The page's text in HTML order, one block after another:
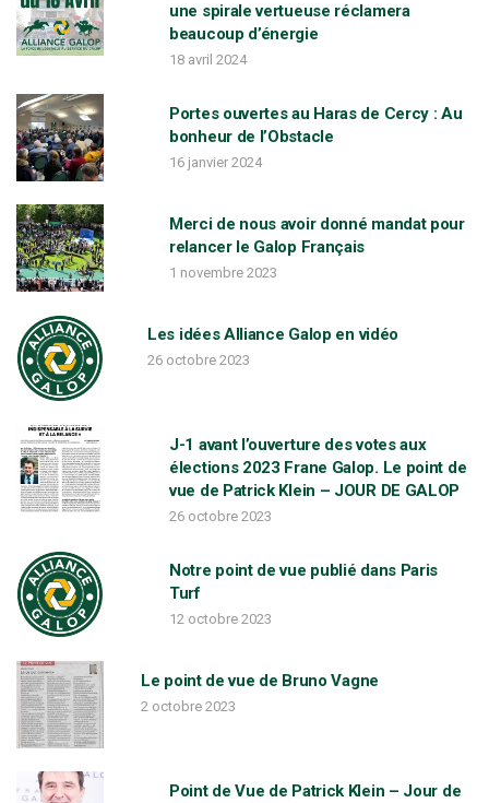
une spirale vertueuse réclamera
beaucoup d’énergie
18 avril 2024
Portes ouvertes au Haras de Cercy : Au
bonheur de l’Obstacle
16 janvier 2024
Merci de nous avoir donné mandat pour
relancer le Galop Français
1 novembre 2023
Les idées Alliance Galop en vidéo
26 octobre 2023
J-1 avant l’ouverture des votes aux
élections 2023 Frane Galop. Le point de
vue de Patrick Klein – JOUR DE GALOP
26 octobre 2023
Notre point de vue publié dans Paris
Turf
12 octobre 2023
Le point de vue de Bruno Vagne
2 octobre 2023
Point de Vue de Patrick Klein – Jour de